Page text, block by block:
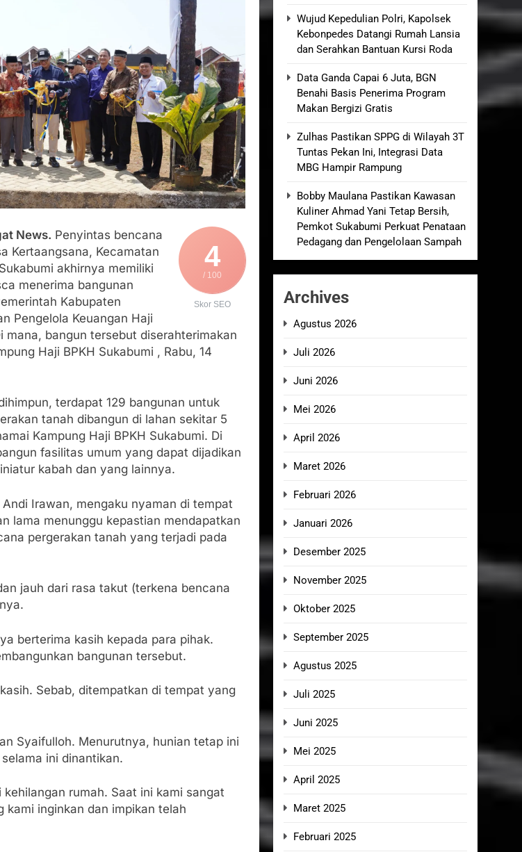
Koordinasikan dan Berangkatkan Empat Korban Kebakaran KMP Mutiara
Lakukan Pungutan melalui Komite Sekolah, Disorot karena Dinilai
Jabar
Bantah Isu Mogok Nasional TKBM: “Belum Ada Keputusan Resmi”
Kala Mina Padi, P2L, dan Gotong Royong Menggerakkan Ekonomi Desa
4
/ 100
Skor SEO
News. Penyintas bencana
Kertaangsana, Kecamatan
akhirnya memiliki
menerima bangunan
Kabupaten
Pengelola Keuangan Haji
mana, bangun tersebut diserahterimakan
Haji BPKH Sukabumi , Rabu, 14
terdapat 129 bangunan untuk
tanah dibangun di lahan sekitar 5
Kampung Haji BPKH Sukabumi. Di
fasilitas umum yang dapat dijadikan
kabah dan yang lainnya.
Irawan, mengaku nyaman di tempat
lama menunggu kepastian mendapatkan
pergerakan tanah yang terjadi pada
jauh dari rasa takut (terkena bencana
berterima kasih kepada para pihak.
bangunan tersebut.
Sebab, ditempatkan di tempat yang
Syaifulloh. Menurutnya, hunian tetap ini
ini dinantikan.
kehilangan rumah. Saat ini kami sangat
kami inginkan dan impikan telah
Wujud Kepedulian Polri, Kapolsek
Kebonpedes Datangi Rumah Lansia
dan Serahkan Bantuan Kursi Roda
Data Ganda Capai 6 Juta, BGN
Benahi Basis Penerima Program
Makan Bergizi Gratis
Zulhas Pastikan SPPG di Wilayah 3T
Tuntas Pekan Ini, Integrasi Data
MBG Hampir Rampung
Bobby Maulana Pastikan Kawasan
Kuliner Ahmad Yani Tetap Bersih,
Pemkot Sukabumi Perkuat Penataan
Pedagang dan Pengelolaan Sampah
Archives
Agustus 2026
Juli 2026
Juni 2026
Mei 2026
April 2026
Maret 2026
Februari 2026
Januari 2026
Desember 2025
November 2025
Oktober 2025
September 2025
Agustus 2025
Juli 2025
Juni 2025
Mei 2025
April 2025
Maret 2025
Februari 2025